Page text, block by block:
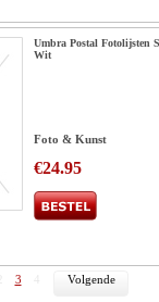
Umbra Postal Fotolijsten
Wit
Foto & Kunst
€24.95
3 Volgende